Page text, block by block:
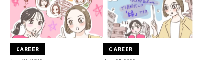
CAREER CAREER